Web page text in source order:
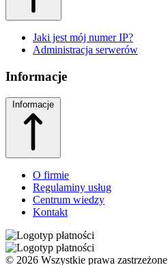
Jaki jest mój numer IP?
Administracja serwerów
Informacje
Informacje
O firmie
Regulaminy usług
Centrum wiedzy
Kontakt
© 2026 Wszystkie prawa zastrzeżone